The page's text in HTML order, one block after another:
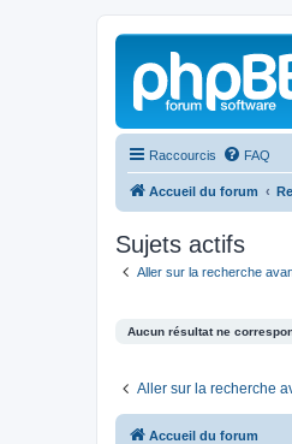
Raccourcis FAQ
Accueil du forum
Sujets actifs
Aller sur la recherche
Aucun résultat ne
Aller sur la recherche
Accueil du forum